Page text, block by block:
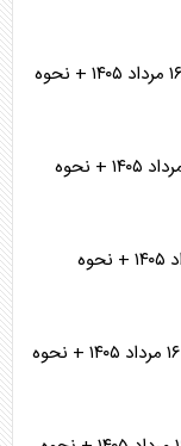
جدول قطعی برق استان مازندران فردا جمعه ۱۶ مرداد ۱۴۰۵ + نحوه
جدول قطعی برق استان گیلان فردا جمعه ۱۶ مرداد ۱۴۰۵ + نحوه
جدول قطعی برق استان قم فردا جمعه ۱۶ مرداد ۱۴۰۵ + نحوه
جدول قطعی برق استان کرمانشاه فردا جمعه ۱۶ مرداد ۱۴۰۵ + نحوه